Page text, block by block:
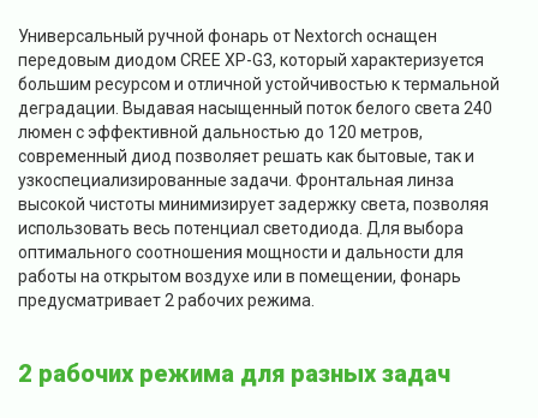
Универсальный ручной фонарь от Nextorch оснащен
передовым диодом CREE XP-G3, который характеризуется
большим ресурсом и отличной устойчивостью к термальной
деградации. Выдавая насыщенный поток белого света 240
люмен с эффективной дальностью до 120 метров,
современный диод позволяет решать как бытовые, так и
узкоспециализированные задачи. Фронтальная линза
высокой чистоты минимизирует задержку света, позволяя
использовать весь потенциал светодиода. Для выбора
оптимального соотношения мощности и дальности для
работы на открытом воздухе или в помещении, фонарь
предусматривает 2 рабочих режима.
2 рабочих режима для разных задач